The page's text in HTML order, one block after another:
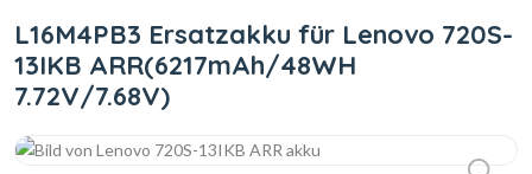
L16M4PB3 Ersatzakku für Lenovo 720S-
13IKB ARR(6217mAh/48WH
7.72V/7.68V)